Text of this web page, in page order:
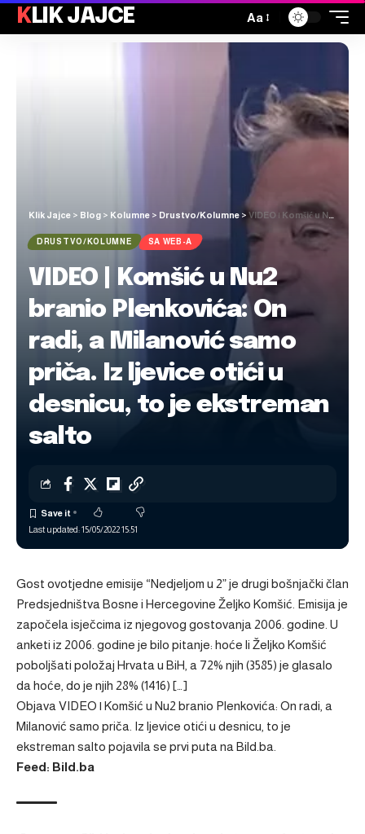
KLIK JAJCE Aa
Klik Jajce > Blog > Kolumne > Drustvo/Kolumne > VIDEO | Komšić u Nu2 branio Plenkovića: On radi, a Milanović samo priča. Iz ljevice otići u desnicu, to je ekstreman salto
DRUSTVO/KOLUMNE SA WEB-A
VIDEO | Komšić u Nu2
branio Plenkovića: On
radi, a Milanović samo
priča. Iz ljevice otići u
desnicu, to je ekstreman
salto
Last updated: 15/05/2022 15:51
Gost ovotjedne emisije “Nedjeljom u 2” je drugi bošnjački član
Predsjedništva Bosne i Hercegovine Željko Komšić. Emisija je
započela isječcima iz njegovog gostovanja 2006. godine. U
anketi iz 2006. godine je bilo pitanje: hoće li Željko Komšić
poboljšati položaj Hrvata u BiH, a 72% njih (3585) je glasalo
da hoće, do je njih 28% (1416) […]
Objava VIDEO | Komšić u Nu2 branio Plenkovića: On radi, a
Milanović samo priča. Iz ljevice otići u desnicu, to je
ekstreman salto pojavila se prvi puta na Bild.ba
Feed: Bild.ba